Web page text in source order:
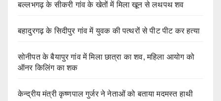
बल्लभगढ़ के सीकरी गांव के खेतों में मिला खून से लथपथ शव
बहादुरगढ़ के सिदीपुर गांव में युवक की पत्थरों से पीट पीट कर हत्या
सोनीपत के बैयापुर गांव में मिला छात्रा का शव, महिला आयोग को
ऑनर किलिंग का शक
केन्द्रीय मंत्री कृष्णपाल गुर्जर ने नेताओं को बताया मदमस्त हाथी